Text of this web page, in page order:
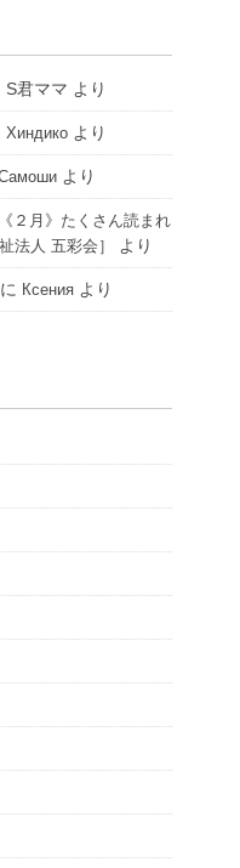
S君ママ より
Хиндико より
より
《２月》たくさん読まれ
法人 五彩会］
より
に Ксения より